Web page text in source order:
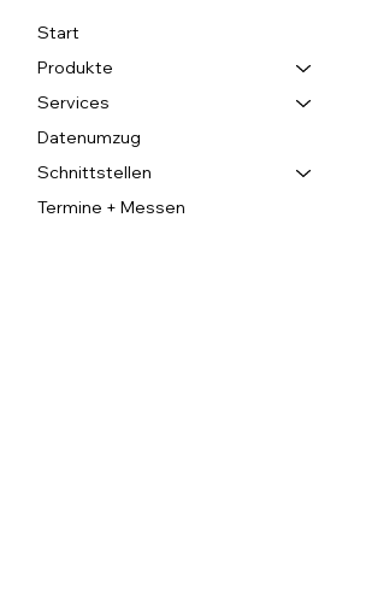
Start
Produkte
Services
Datenumzug
Schnittstellen
Termine + Messen